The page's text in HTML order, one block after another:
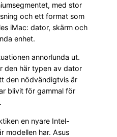
med stor
och ett format som
iMac: dator, skärm och
enhet.
annorlunda ut.
den här typen av dator
den nödvändigtvis är
blivit för gammal för
en nyare Intel-
modellen har. Asus